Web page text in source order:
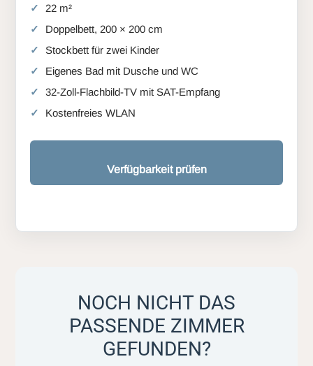
22 m²
Doppelbett, 200 × 200 cm
Stockbett für zwei Kinder
Eigenes Bad mit Dusche und WC
32-Zoll-Flachbild-TV mit SAT-Empfang
Kostenfreies WLAN
Verfügbarkeit prüfen
NOCH NICHT DAS
PASSENDE ZIMMER
GEFUNDEN?